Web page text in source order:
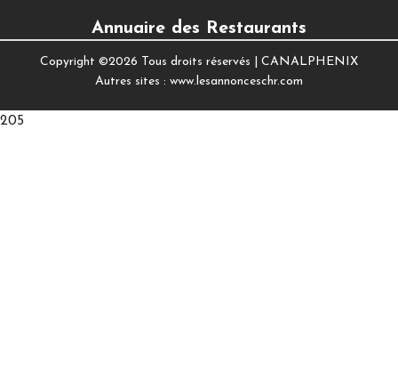
Annuaire des Restaurants
Copyright ©2026 Tous droits réservés | CANALPHENIX
Autres sites : www.lesannonceschr.com
205